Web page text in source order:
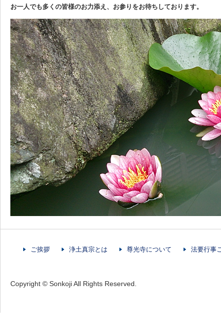
お一人でも多くの皆様のお力添え、お参りをお待ちしております。
ご挨拶 浄土真宗とは 尊光寺について 法要行事
Copyright © Sonkoji All Rights Reserved.